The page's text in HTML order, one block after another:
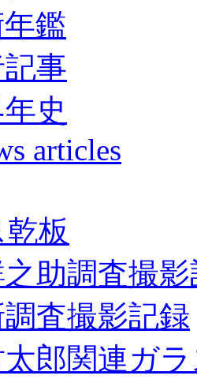
鑑
事
史
articles
板
助調査撮
査撮影記録
郎関連ガ